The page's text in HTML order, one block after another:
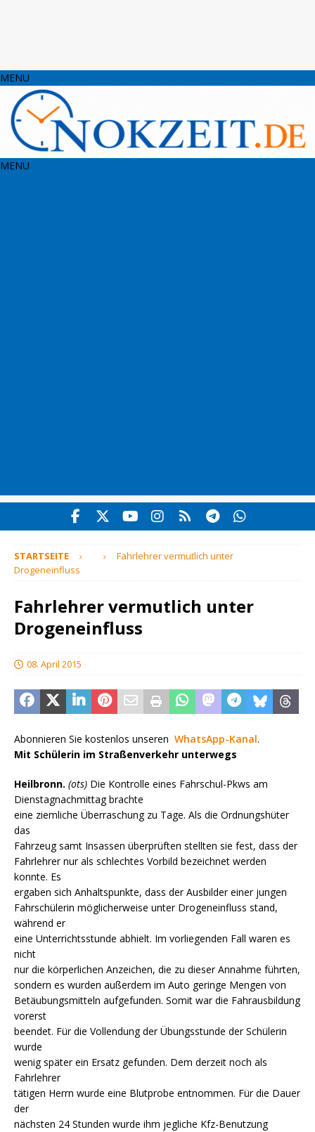
MENU
MENU
STARTSEITE
Fahrlehrer vermutlich unter
Drogeneinfluss
Fahrlehrer vermutlich unter
Drogeneinfluss
08. April 2015
Abonnieren Sie kostenlos unseren WhatsApp-Kanal.
Mit Schülerin im Straßenverkehr unterwegs
Heilbronn. (ots) Die Kontrolle eines Fahrschul-Pkws am
Dienstagnachmittag brachte
eine ziemliche Überraschung zu Tage. Als die Ordnungshüter
das
Fahrzeug samt Insassen überprüften stellten sie fest, dass der
Fahrlehrer nur als schlechtes Vorbild bezeichnet werden
konnte. Es
ergaben sich Anhaltspunkte, dass der Ausbilder einer jungen
Fahrschülerin möglicherweise unter Drogeneinfluss stand,
während er
eine Unterrichtsstunde abhielt. Im vorliegenden Fall waren es
nicht
nur die körperlichen Anzeichen, die zu dieser Annahme führten,
sondern es wurden außerdem im Auto geringe Mengen von
Betäubungsmitteln aufgefunden. Somit war die Fahrausbildung
vorerst
beendet. Für die Vollendung der Übungsstunde der Schülerin
wurde
wenig später ein Ersatz gefunden. Dem derzeit noch als
Fahrlehrer
tätigen Herrn wurde eine Blutprobe entnommen. Für die Dauer
der
nächsten 24 Stunden wurde ihm jegliche Kfz-Benutzung